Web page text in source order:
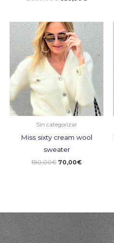
Sin categorizar
Miss sixty cream wool
sweater
190,00€
El
precio
original
era:
190,00€.
70,00€
El
precio
actual
es:
70,00€.